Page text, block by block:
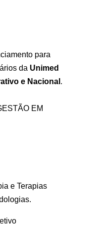
para
da Unimed
e Nacional .
EM
e Terapias